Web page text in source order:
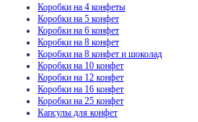
Коробки на 4 конфеты
Коробки на 5 конфет
Коробки на 6 конфет
Коробки на 8 конфет
Коробки на 8 конфет и шоколад
Коробки на 10 конфет
Коробки на 12 конфет
Коробки на 16 конфет
Коробки на 25 конфет
Капсулы для конфет